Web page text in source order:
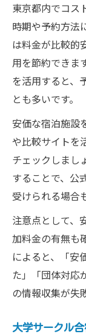
予算
説
大学
所
比較
東京都内でコス
時期や予約方法
は料金が比較的
用を節約できま
を活用すると、
とも多いです。
安価な宿泊施設
や比較サイトを
チェックしまし
することで、公
受けられる場合
注意点として、
加料金の有無も
によると、「安
た」「団体対応
の情報収集が失
大学サークル